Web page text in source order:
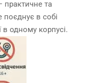
та
поєднує в собі
одному корпусі.